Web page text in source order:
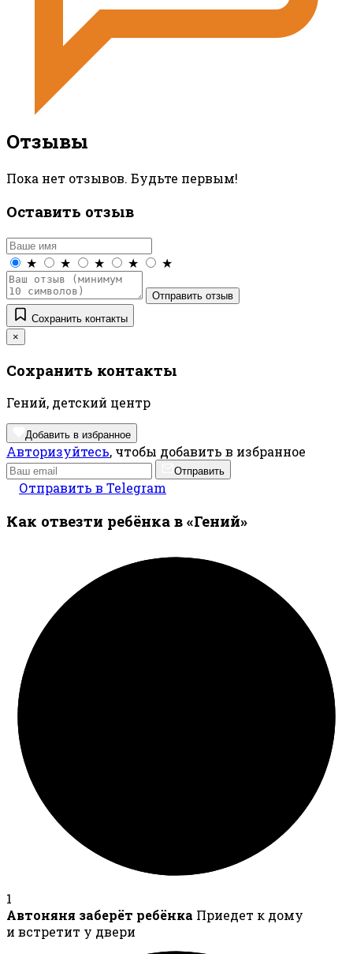
Отзывы
Пока нет отзывов. Будьте первым!
Оставить отзыв
★ ★ ★ ★ ★
Отправить отзыв
Сохранить контакты
×
Сохранить контакты
Гений, детский центр
Добавить в избранное
Авторизуйтесь, чтобы добавить в избранное
Отправить
Отправить в Telegram
Как отвезти ребёнка в «Гений»
1
Автоняня заберёт ребёнка Приедет к дому
и встретит у двери